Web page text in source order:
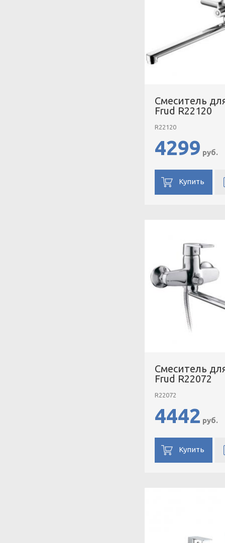
Смеситель
Frud R22120
R22120
4299 руб.
Купить
Смеситель
Frud R22072
R22072
4442 руб.
Купить